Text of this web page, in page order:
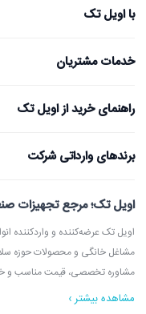
با اویل تک
خدمات مشتریان
راهنمای خرید از اویل تک
برندهای وارداتی شرکت
اویل تک؛ مرجع تجهیزات
اویل تک عرضه‌کننده و واردکننده
مشاغل خانگی و محصولات حوزه
مشاوره تخصصی، قیمت مناسب و
مشاهده بیشتر ›